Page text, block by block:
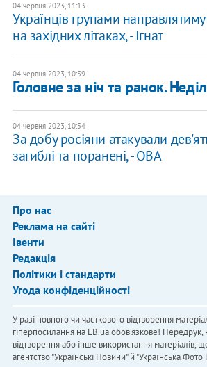
04 червня 2023, 11:13
Українців групами
на західних літаках, - Ігнат
04 червня 2023, 10:59
Головне за ніч та ранок.
04 червня 2023, 10:54
​За добу росіяни атакували
загиблі та поранені, - ОВА
Про нас
Реклама на сайті
Івенти
Редакція
Політики і стандарти
Угода конфіденційності
У разі повного чи часткового відтворення
гіперпосилання на LB.ua обов'язкове! Передрук,
відтворення або інше використання матеріалів,
агентство "Українськi Новини" й "Українська Фото